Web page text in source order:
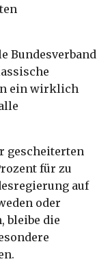
Bundesverband
ein wirklich
gescheiterten
für zu
auf
oder
bleibe die